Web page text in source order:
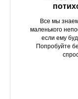
Все мы
маленького
если ему
Попробуйте